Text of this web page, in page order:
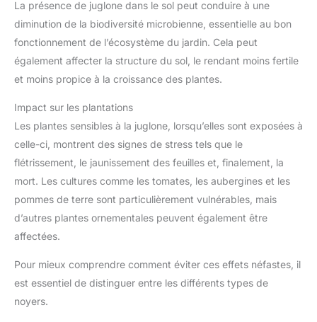
La présence de juglone dans le sol peut conduire à une
diminution de la biodiversité microbienne, essentielle au bon
fonctionnement de l’écosystème du jardin. Cela peut
également affecter la structure du sol, le rendant moins fertile
et moins propice à la croissance des plantes.
Impact sur les plantations
Les plantes sensibles à la juglone, lorsqu’elles sont exposées à
celle-ci, montrent des signes de stress tels que le
flétrissement, le jaunissement des feuilles et, finalement, la
mort. Les cultures comme les tomates, les aubergines et les
pommes de terre sont particulièrement vulnérables, mais
d’autres plantes ornementales peuvent également être
affectées.
Pour mieux comprendre comment éviter ces effets néfastes, il
est essentiel de distinguer entre les différents types de
noyers.